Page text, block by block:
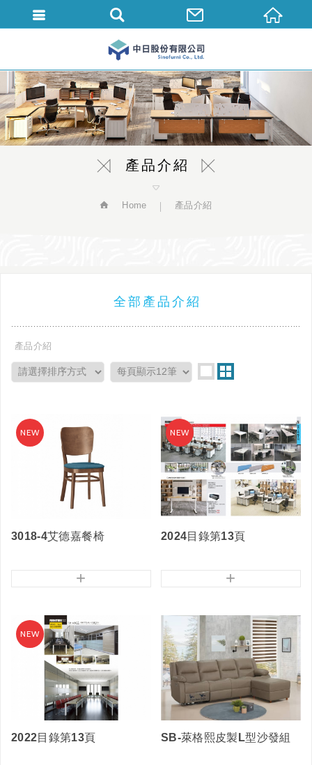
產品介紹
Home 產品介紹
全部產品介紹
產品介紹
3018-4艾德嘉餐椅
+
2024目錄第13頁
+
2022目錄第13頁 SB-萊格熙皮製L型沙發組
繁體中文